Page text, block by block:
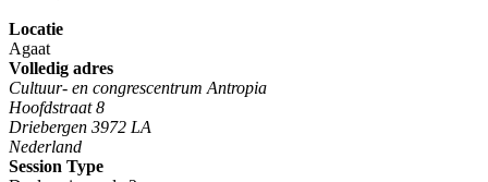
Locatie
Agaat
Volledig adres
Cultuur- en congrescentrum Antropia
Hoofdstraat 8
Driebergen 3972 LA
Nederland
Session Type